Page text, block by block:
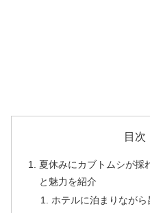
目次
夏休みにカブトムシが採
と魅力を紹介
ホテルに泊まりながら